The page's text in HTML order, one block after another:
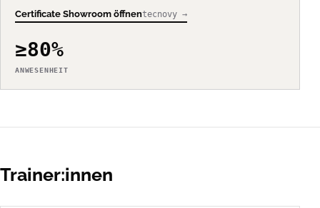
Certificate Showroom öffnentecnovy →
≥80%
ANWESENHEIT
Trainer:innen